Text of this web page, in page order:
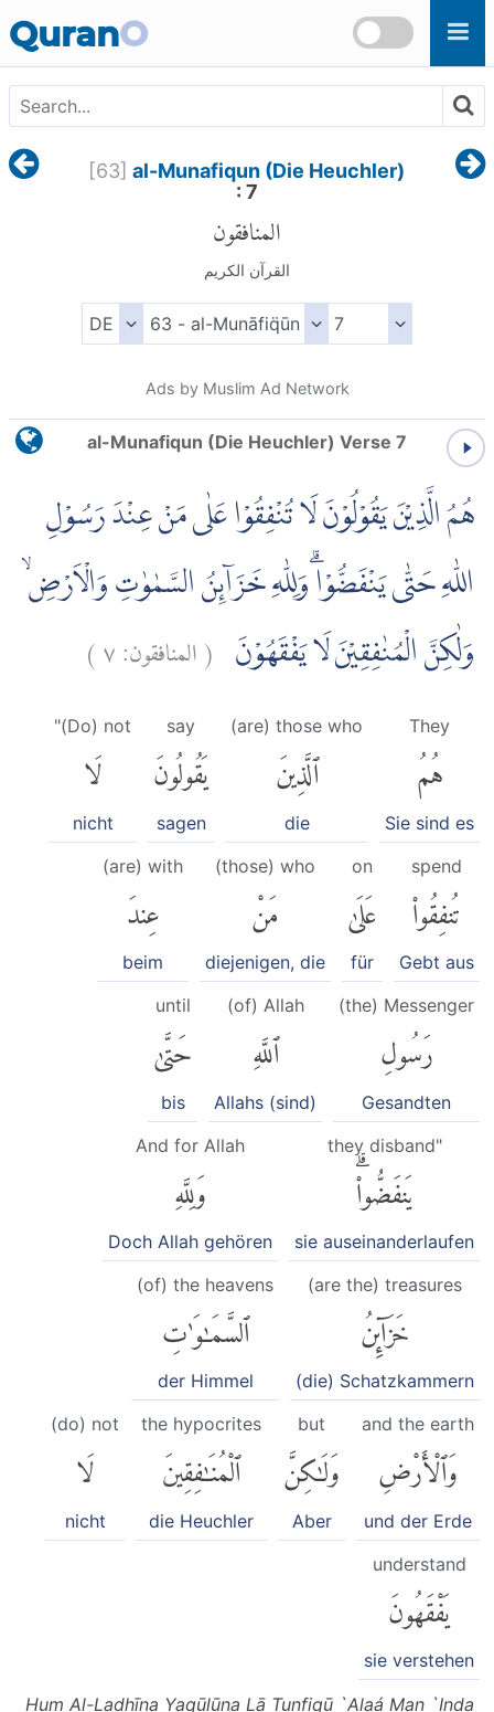
QuranO
[63] al-Munafiqun (Die Heuchler)
: 7
المنافقون
القرآن الكريم
Ads by Muslim Ad Network
al-Munafiqun (Die Heuchler) Verse 7
هُمُ الَّذِيْنَ يَقُوْلُوْنَ لَا تُنْفِقُوْا عَلٰى مَنْ عِنْدَ رَسُوْلِ
اللّٰهِ حَتّٰى يَنْفَضُّوْاۗ وَلِلّٰهِ خَزَاۤىِٕنُ السَّمٰوٰتِ وَالْاَرْضِۙ
وَلٰكِنَّ الْمُنٰفِقِيْنَ لَا يَفْقَهُوْنَ (المنافقون:٧)
They
هُمُ
Sie sind es
(are) those who
ٱلَّذِينَ
die
say
يَقُولُونَ
sagen
"(Do) not
لَا
nicht
spend
تُنفِقُوا۟
Gebt aus
on
عَلَىٰ
für
(those) who
مَنْ
diejenigen, die
(are) with
عِندَ
beim
(the) Messenger
رَسُولِ
Gesandten
(of) Allah
ٱللَّهِ
Allahs (sind)
until
حَتَّىٰ
bis
they disband"
يَنفَضُّوا۟ۗ
sie auseinanderlaufen
And for Allah
وَلِلَّهِ
Doch Allah gehören
(are the) treasures
خَزَآئِنُ
(die) Schatzkammern
(of) the heavens
ٱلسَّمَٰوَٰتِ
der Himmel
and the earth
وَٱلْأَرْضِ
und der Erde
but
وَلَٰكِنَّ
Aber
the hypocrites
ٱلْمُنَٰفِقِينَ
die Heuchler
(do) not
لَا
nicht
understand
يَفْقَهُونَ
sie verstehen
Hum Al-Ladhīna Yaqūlūna Lā Tunfiqū `Alaá Man `Inda